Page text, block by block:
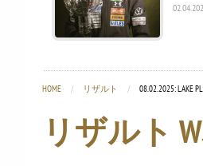
HOME リザルト CURRENT:
08.02.2025: LAKE
リザルト